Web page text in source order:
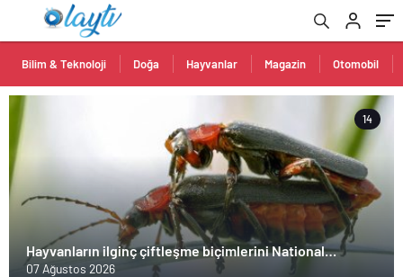
Bilim & Teknoloji Doğa Hayvanlar Magazin Otomobil
14
Hayvanların ilginç çiftleşme biçimlerini National
Geographic görüntüledi.
07 Ağustos 2026